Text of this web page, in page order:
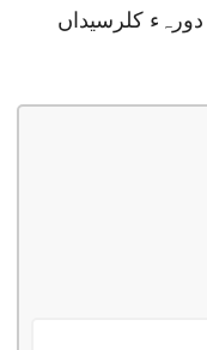
دورہء کلرسیداں